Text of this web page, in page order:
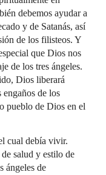
debemos ayudar a
y de Satanás, así
de los filisteos. Y
que Dios nos
de los tres ángeles.
Dios liberará
de los
pueblo de Dios en el
cual debía vivir.
salud y estilo de
ángeles de